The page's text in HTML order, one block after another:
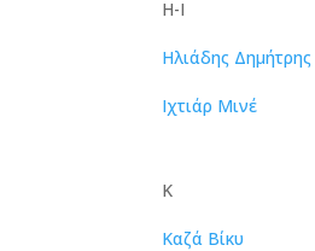
Η-Ι
Ηλιάδης Δημήτρης
Ιχτιάρ Μινέ
Κ
Καζά Βίκυ